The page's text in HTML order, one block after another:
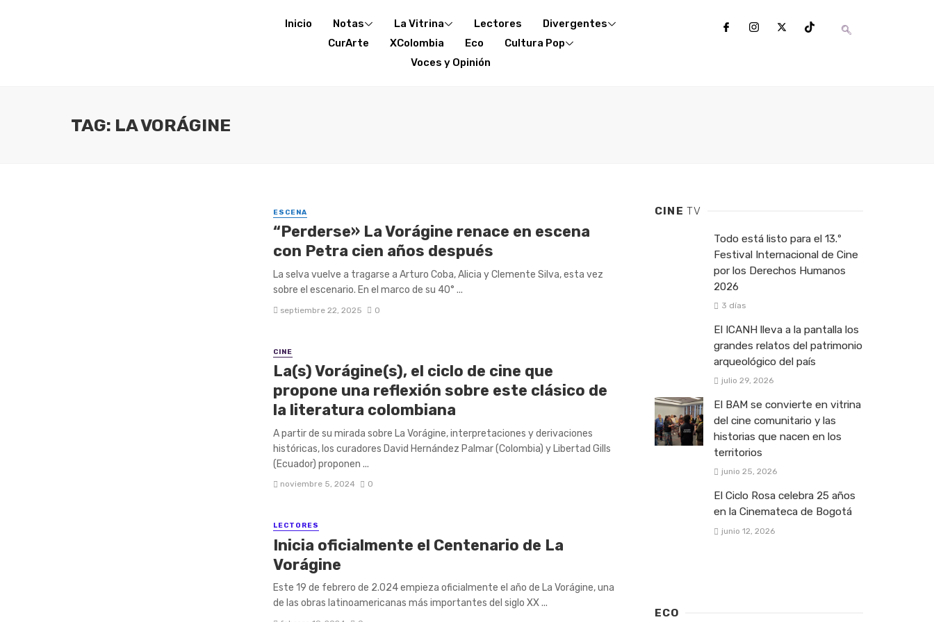
Inicio Notas La Vitrina Lectores
Divergentes
CurArte
XColombia Eco
Cultura Pop
Voces y Opinión
TAG: LA VORÁGINE
ESCENA
“Perderse» La Vorágine renace en escena
con Petra cien años después
La selva vuelve a tragarse a Arturo Coba, Alicia y Clemente Silva, esta vez
sobre el escenario. En el marco de su 40° ...
septiembre 22, 2025 0
CINE
La(s) Vorágine(s), el ciclo de cine que
propone una reflexión sobre este clásico de
la literatura colombiana
A partir de su mirada sobre La Vorágine, interpretaciones y derivaciones
históricas, los curadores David Hernández Palmar (Colombia) y Libertad Gills
(Ecuador) proponen ...
noviembre 5, 2024 0
LECTORES
Inicia oficialmente el Centenario de La
Vorágine
Este 19 de febrero de 2.024 empieza oficialmente el año de La Vorágine, una
de las obras latinoamericanas más importantes del siglo XX ...
CINETV
Todo está listo para el 13.º
Festival Internacional de Cine
por los Derechos Humanos
2026
3 días
El ICANH lleva a la pantalla los
grandes relatos del patrimonio
arqueológico del país
julio 29, 2026
El BAM se convierte en vitrina
del cine comunitario y las
historias que nacen en los
territorios
junio 25, 2026
El Ciclo Rosa celebra 25 años
en la Cinemateca de Bogotá
junio 12, 2026
ECO